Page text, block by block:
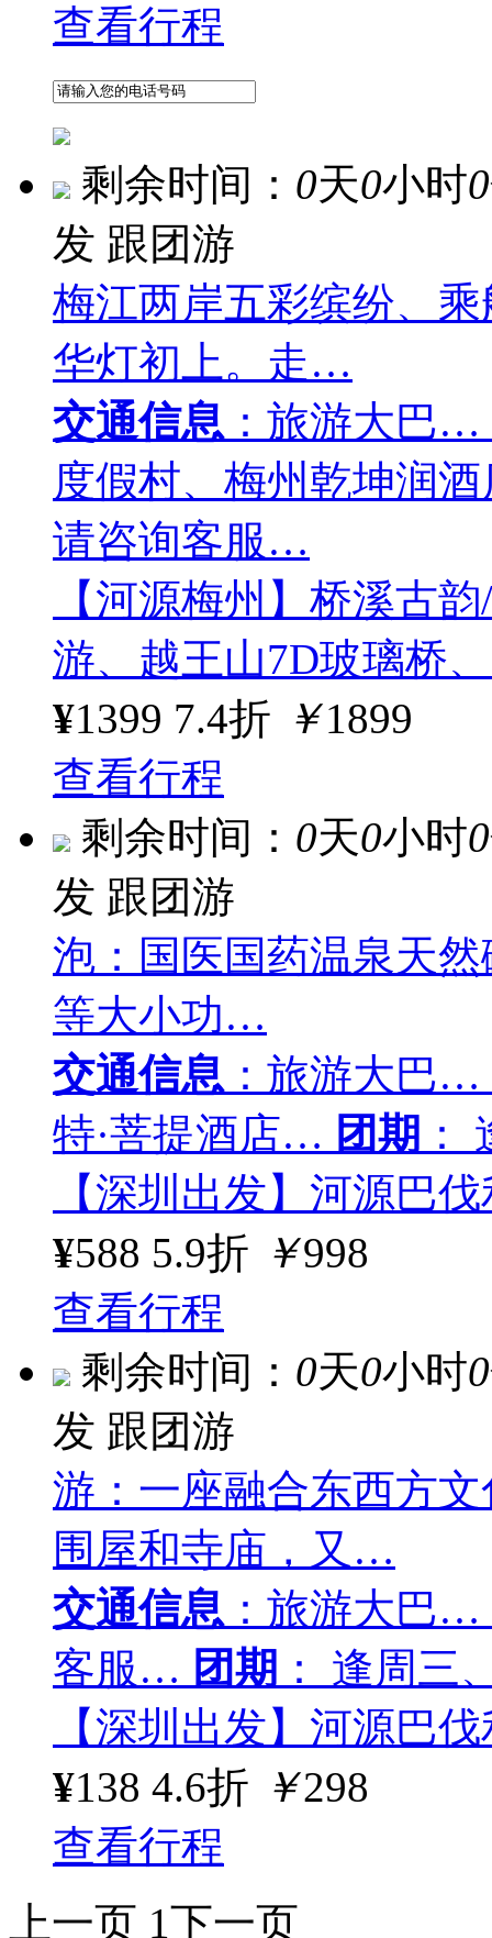
查看行程
剩余时间： 0天0小时0
发 跟团游
梅江两岸五彩缤纷、
华灯初上。走…
交通信息 ：旅游大巴…
度假村、梅州乾坤润
请咨询客服…
【河源梅州】桥溪古
游、越王山7D玻璃桥
¥1399 7.4折 ￥1899
查看行程
剩余时间： 0天0小时0
发 跟团游
泡：国医国药温泉天然
等大小功…
交通信息 ：旅游大巴…
特·菩提酒店… 团期 ：
【深圳出发】河源巴
¥588 5.9折 ￥998
查看行程
剩余时间： 0天0小时0
发 跟团游
游：一座融合东西方
围屋和寺庙，又…
交通信息 ：旅游大巴…
客服… 团期 ： 逢周
【深圳出发】河源巴
¥138 4.6折 ￥298
查看行程
上一页 1下一页